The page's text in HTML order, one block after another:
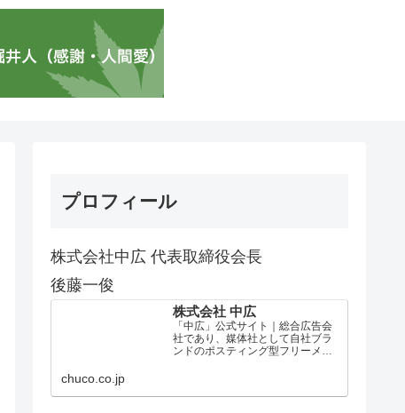
プロフィール
株式会社中広 代表取締役会長
後藤一俊
株式会社 中広
「中広」公式サイト｜総合広告会
社であり、媒体社として自社ブラ
ンドのポスティング型フリーメデ
chuco.co.jp